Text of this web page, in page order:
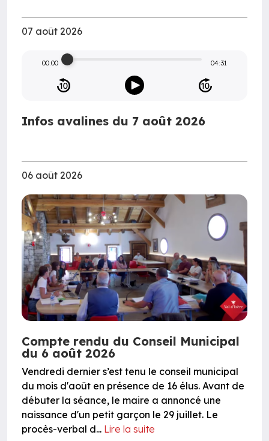
07 août 2026
00:00 04:31
Infos avalines du 7 août 2026
06 août 2026
Compte rendu du Conseil Municipal
du 6 août 2026
Vendredi dernier s’est tenu le conseil municipal
du mois d'août en présence de 16 élus. Avant de
débuter la séance, le maire a annoncé une
naissance d'un petit garçon le 29 juillet. Le
procès-verbal d... Lire la suite